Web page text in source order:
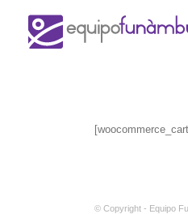
© Copyright - Equipo